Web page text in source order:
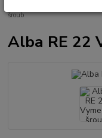
šroub
Alba RE 22